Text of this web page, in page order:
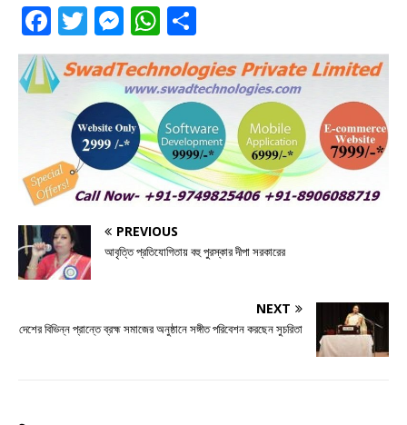
F
a
c
e
o
o
k
T
w
it
te
r
M
e
ss
e
n
g
e
r
W
h
at
s
A
p
p
h
ar
e
PREVIOUS
আবৃত্তি প্রতিযোগিতায় বহু পুরস্কার দীপা সরকারের
NEXT
দেশের বিভিন্ন প্রান্তে ব্রহ্ম সমাজের অনুষ্ঠানে সঙ্গীত পরিবেশন করছেন সুচরিতা